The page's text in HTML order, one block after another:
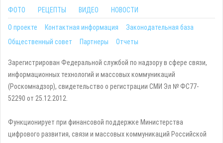
ФОТО
РЕЦЕПТЫ ВИДЕО НОВОСТИ
О проекте Контактная информация
Законодательная база
Общественный совет
Партнеры Отчеты
Зарегистрирован Федеральной службой по надзору в сфере связи,
информационных технологий и массовых коммуникаций
(Роскомнадзор), свидетельство о регистрации СМИ Эл № ФС77-
52290 от 25.12.2012.
Функционирует при финансовой поддержке Министерства
цифрового развития, связи и массовых коммуникаций Российской